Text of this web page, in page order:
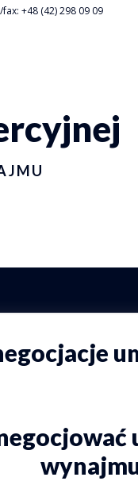
+48 (42) 298 09 09